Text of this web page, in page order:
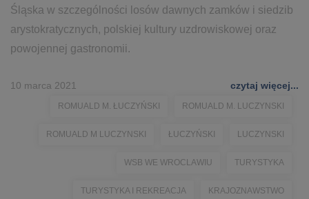
Śląska w szczególności losów dawnych zamków i siedzib
arystokratycznych, polskiej kultury uzdrowiskowej oraz
powojennej gastronomii.
10 marca 2021 czytaj więcej...
ROMUALD M. ŁUCZYŃSKI ROMUALD M. LUCZYNSKI
ROMUALD M LUCZYNSKI ŁUCZYŃSKI LUCZYNSKI
WSB WE WROCLAWIU TURYSTYKA
TURYSTYKA I REKREACJA KRAJOZNAWSTWO